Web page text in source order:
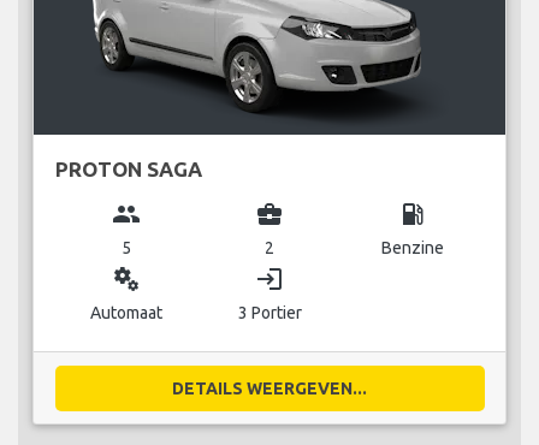
PROTON SAGA
group
5
business_center
2
local_gas_station
Benzine
miscellaneous_services
Automaat
login
3 Portier
DETAILS WEERGEVEN...